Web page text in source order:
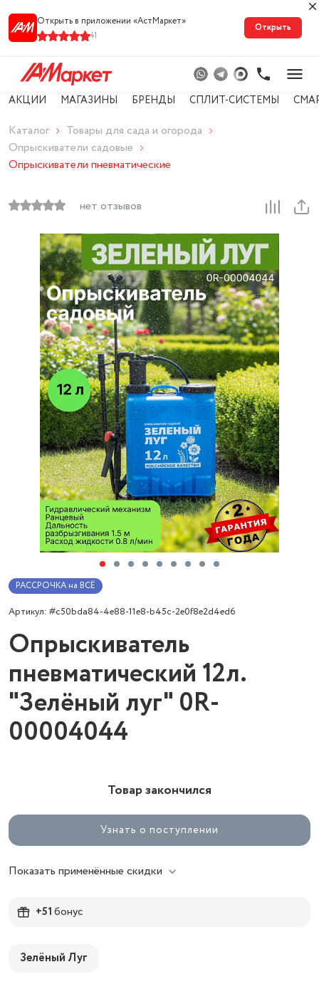
Открыть в приложении «АстМарке‪т‬»
41
Открыть
АКЦИИ МАГАЗИНЫ БРЕНДЫ СПЛИТ-СИСТЕМЫ
Каталог
Товары для сада и огорода
Опрыскиватели садовые
Опрыскиватели пневматические
нет отзывов
РАССРОЧКА на ВСЁ
Артикул: #c50bda84-4e88-11e8-b45c-2e0f8e2d4ed6
Опрыскиватель
пневматический 12л.
"Зелёный луг" 0R-
00004044
Товар закончился
Узнать о поступлении
Показать применённые скидки
+51бонус
Зелёный Луг